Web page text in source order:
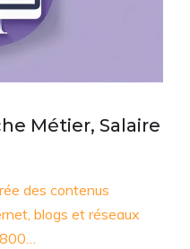
Métier, Salaire
des contenus
blogs et réseaux